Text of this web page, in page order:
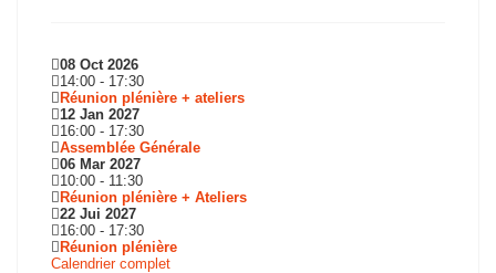
08 Oct 2026
14:00 - 17:30
Réunion plénière + ateliers
12 Jan 2027
16:00 - 17:30
Assemblée Générale
06 Mar 2027
10:00 - 11:30
Réunion plénière + Ateliers
22 Jui 2027
16:00 - 17:30
Réunion plénière
Calendrier complet